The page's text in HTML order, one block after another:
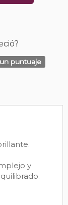
puntuaje
y